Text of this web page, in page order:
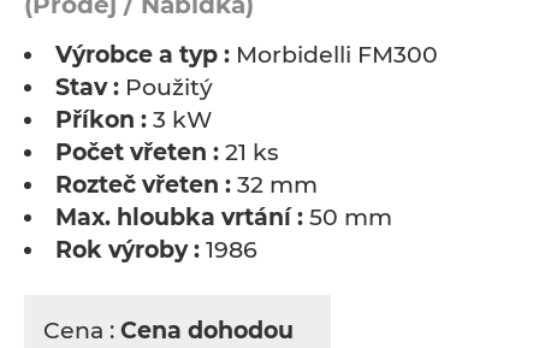
Výrobce a typ : Morbidelli FM300
Stav : Použitý
Příkon : 3 kW
Počet vřeten : 21 ks
Rozteč vřeten : 32 mm
Max. hloubka vrtání : 50 mm
Rok výroby : 1986
Cena : Cena dohodou